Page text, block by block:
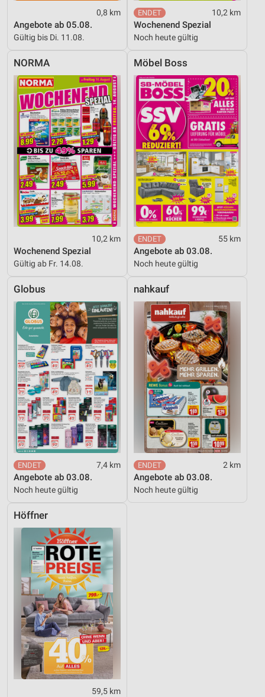
0,8 km
Angebote ab 05.08.
Gültig bis Di. 11.08.
10,2 km
Wochenend Spezial
Noch heute gültig
NORMA
10,2 km
Wochenend Spezial
Gültig ab Fr. 14.08.
Möbel Boss
55 km
Angebote ab 03.08.
Noch heute gültig
Globus
7,4 km
Angebote ab 03.08.
Noch heute gültig
nahkauf
2 km
Angebote ab 03.08.
Noch heute gültig
Höffner
59,5 km